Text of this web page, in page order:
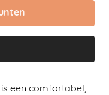
een comfortabel,